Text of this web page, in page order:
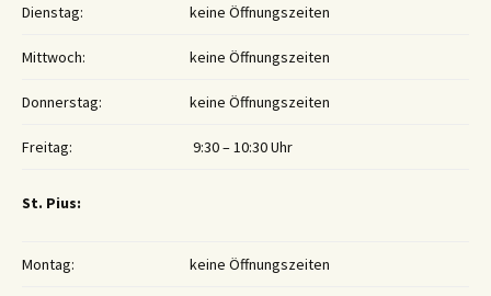
Dienstag: keine Öffnungszeiten
Mittwoch: keine Öffnungszeiten
Donnerstag: keine Öffnungszeiten
Freitag: 9:30 – 10:30 Uhr
St. Pius:
Montag: keine Öffnungszeiten